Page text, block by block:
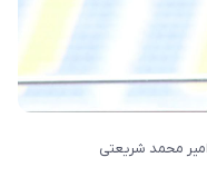
امیر محمد شریعتی